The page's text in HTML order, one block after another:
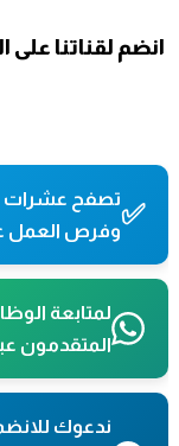
انضم لقناتنا على
✅تصفح عشرات
وفرص العمل
لمتابعة
المتقدمون
ندعوك